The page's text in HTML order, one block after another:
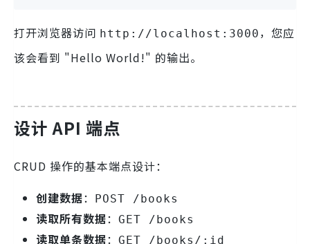
打开浏览器访问 http://localhost:3000 ，您应
该会看到 "Hello World!" 的输出。
设计 API 端点
CRUD 操作的基本端点设计：
创建数据： POST /books
读取所有数据： GET /books
读取单条数据： GET /books/:id